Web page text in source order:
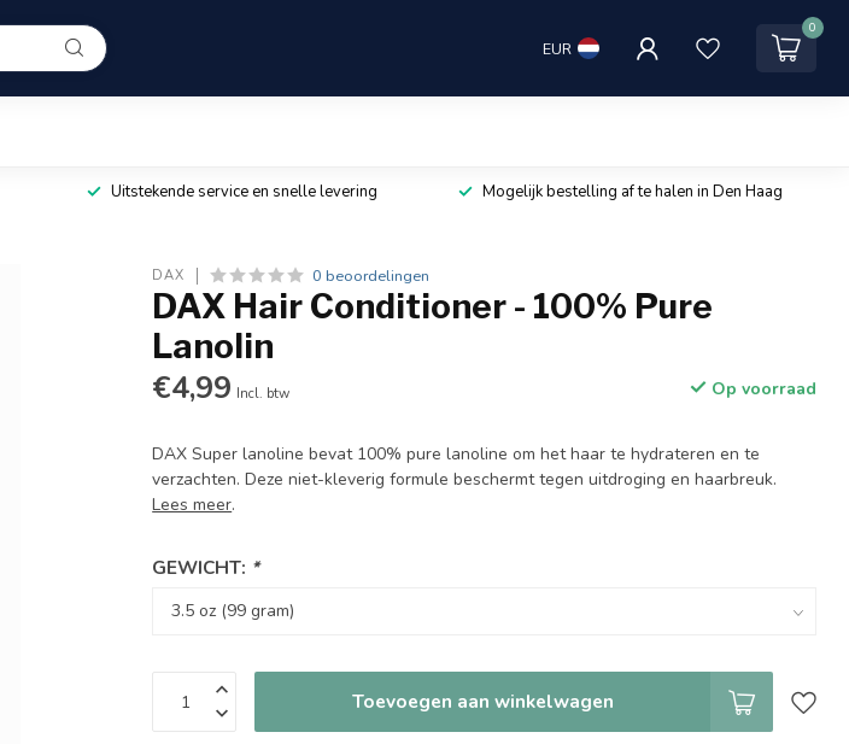
EUR
0
Uitstekende service en snelle levering Mogelijk bestelling af te halen in Den Haag
DAX 0 beoordelingen
DAX Hair Conditioner - 100% Pure
Lanolin
€4,99 Incl. btw Op voorraad
DAX Super lanoline bevat 100% pure lanoline om het haar te hydrateren en te
verzachten. Deze niet-kleverig formule beschermt tegen uitdroging en haarbreuk.
Lees meer.
GEWICHT: *
Toevoegen aan winkelwagen